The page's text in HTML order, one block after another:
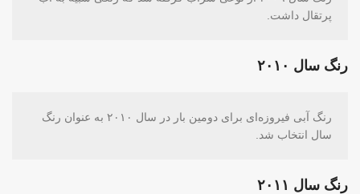
پرتقال داشت.
رنگ سال ۲۰۱۰
رنگ آبی فیروزه‌ای برای دومین بار در سال ۲۰۱۰ به عنوان رنگ
سال انتخاب شد.
رنگ سال ۲۰۱۱